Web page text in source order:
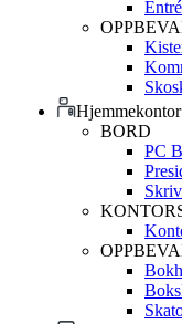
Hjemmekontor
BORD
PC